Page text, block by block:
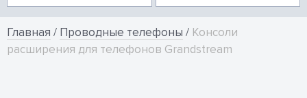
Главная / Проводные телефоны / Консоли
расширения для телефонов Grandstream